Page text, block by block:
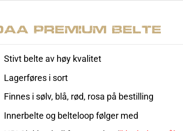
Premium Belte
Stivt belte av høy kvalitet
Lagerføres i sort
Finnes i sølv, blå, rød, rosa på bestilling
Innerbelte og belteloop følger med